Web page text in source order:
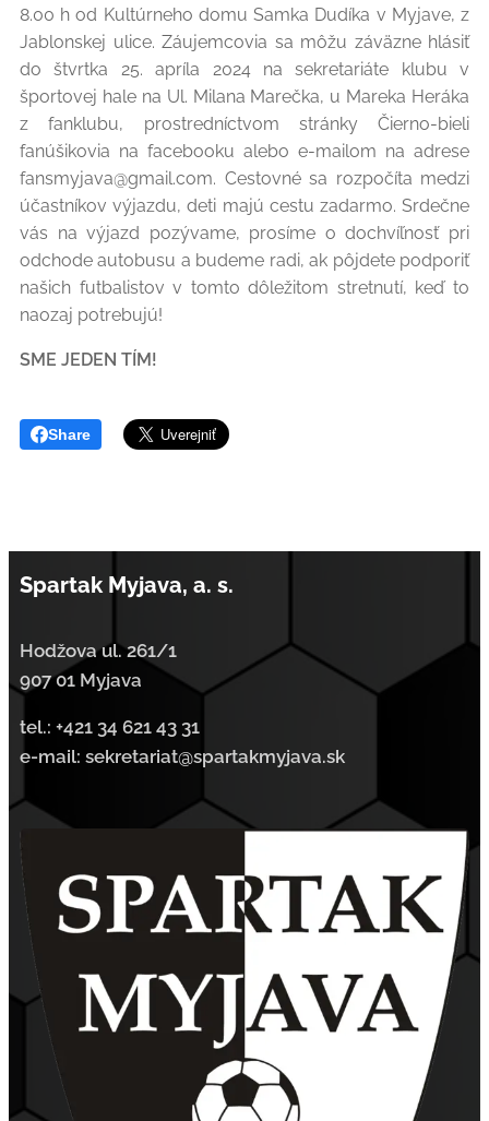
8.00 h od Kultúrneho domu Samka Dudíka v Myjave, z
Jablonskej ulice. Záujemcovia sa môžu záväzne hlásiť
do štvrtka 25. apríla 2024 na sekretariáte klubu v
športovej hale na Ul. Milana Marečka, u Mareka Heráka
z fanklubu, prostredníctvom stránky Čierno-bieli
fanúšikovia na facebooku alebo e-mailom na adrese
fansmyjava@gmail.com. Cestovné sa rozpočíta medzi
účastníkov výjazdu, deti majú cestu zadarmo. Srdečne
vás na výjazd pozývame, prosíme o dochvíľnosť pri
odchode autobusu a budeme radi, ak pôjdete podporiť
našich futbalistov v tomto dôležitom stretnutí, keď to
naozaj potrebujú!
SME JEDEN TÍM!
Share
Spartak Myjava, a. s.
Hodžova ul. 261/1
907 01 Myjava
tel.: +421 34 621 43 31
e-mail: sekretariat@spartakmyjava.sk